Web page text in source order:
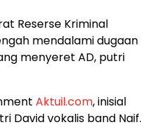
Reserse Kriminal
mendalami dugaan
menyeret AD, putri
Aktuil.com, inisial
David vokalis band Naif.